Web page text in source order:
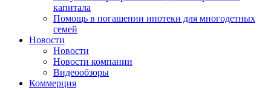
капитала
Помощь в погашении ипотеки для многодетных
семей
Новости
Новости
Новости компании
Видеообзоры
Коммерция